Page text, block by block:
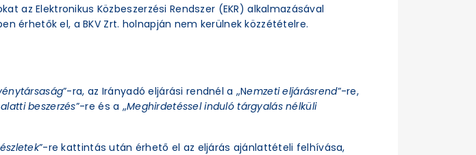
az Elektronikus Közbeszerzési Rendszer (EKR) alkalmazásával
érhetők el, a BKV Zrt. holnapján nem kerülnek közzétételre.
”-ra, az Irányadó eljárási rendnél a „Nemzeti eljárásrend”-re,
beszerzés”-re és a „Meghirdetéssel induló tárgyalás nélküli
”-re kattintás után érhető el az eljárás ajánlattételi felhívása,